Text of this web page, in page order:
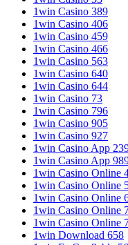
1win Casino 389
1win Casino 406
1win Casino 459
1win Casino 466
1win Casino 563
1win Casino 640
1win Casino 644
1win Casino 73
1win Casino 796
1win Casino 905
1win Casino 927
1win Casino App
1win Casino App
1win Casino Online
1win Casino Online
1win Casino Online
1win Casino Online
1win Casino Online
1win Download 658